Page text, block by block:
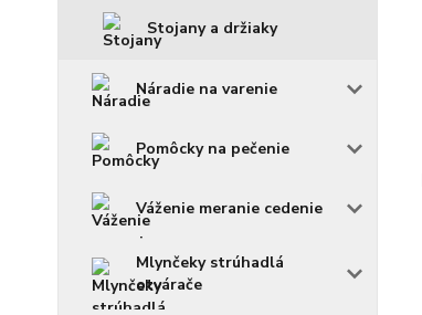
Stojany a držiaky
Náradie na varenie
Pomôcky na pečenie
Váženie meranie cedenie
Mlynčeky strúhadlá
otvárače